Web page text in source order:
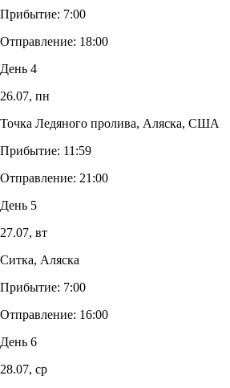
Прибытие: 7:00
Отправление: 18:00
День 4
26.07, пн
Точка Ледяного пролива, Аляска, США
Прибытие: 11:59
Отправление: 21:00
День 5
27.07, вт
Ситка, Аляска
Прибытие: 7:00
Отправление: 16:00
День 6
28.07, ср